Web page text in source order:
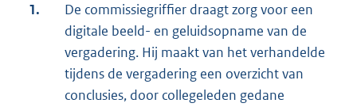
1.
De commissiegriffier draagt zorg voor een
digitale beeld- en geluidsopname van de
vergadering. Hij maakt van het verhandelde
tijdens de vergadering een overzicht van
conclusies, door collegeleden gedane